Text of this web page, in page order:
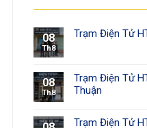
08
Th8
Trạm Điện Tử
08
Th8
Trạm Điện Tử
Thuận
Trạm Điện Tử